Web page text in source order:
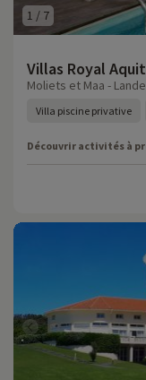
1 / 7
Villas Royal
Moliets et Maa -
Villa piscine privative
Découvrir activités à